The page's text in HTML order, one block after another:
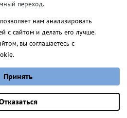
Д
877 руб.
заявку
переход.
межкомнатные двери «Порте
образец алюминиевой
системой открывания.
нам анализировать
с сайтом и делать его лучше.
вы соглашаетесь с
Принять